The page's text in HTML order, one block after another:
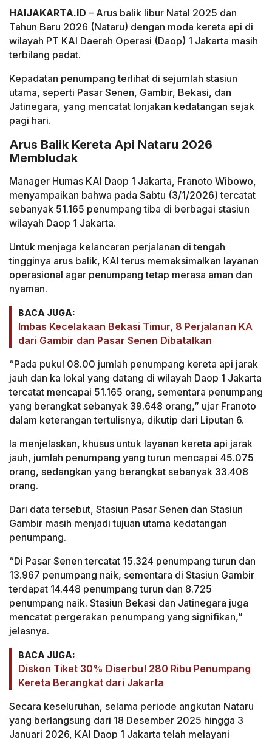
HAIJAKARTA.ID – Arus balik libur Natal 2025 dan
Tahun Baru 2026 (Nataru) dengan moda kereta api di
wilayah PT KAI Daerah Operasi (Daop) 1 Jakarta masih
terbilang padat.
Kepadatan penumpang terlihat di sejumlah stasiun
utama, seperti Pasar Senen, Gambir, Bekasi, dan
Jatinegara, yang mencatat lonjakan kedatangan sejak
pagi hari.
Arus Balik Kereta Api Nataru 2026
Membludak
Manager Humas KAI Daop 1 Jakarta, Franoto Wibowo,
menyampaikan bahwa pada Sabtu (3/1/2026) tercatat
sebanyak 51.165 penumpang tiba di berbagai stasiun
wilayah Daop 1 Jakarta.
Untuk menjaga kelancaran perjalanan di tengah
tingginya arus balik, KAI terus memaksimalkan layanan
operasional agar penumpang tetap merasa aman dan
nyaman.
BACA JUGA:
Imbas Kecelakaan Bekasi Timur, 8 Perjalanan KA
dari Gambir dan Pasar Senen Dibatalkan
“Pada pukul 08.00 jumlah penumpang kereta api jarak
jauh dan ka lokal yang datang di wilayah Daop 1 Jakarta
tercatat mencapai 51.165 orang, sementara penumpang
yang berangkat sebanyak 39.648 orang,” ujar Franoto
dalam keterangan tertulisnya, dikutip dari Liputan 6.
Ia menjelaskan, khusus untuk layanan kereta api jarak
jauh, jumlah penumpang yang turun mencapai 45.075
orang, sedangkan yang berangkat sebanyak 33.408
orang.
Dari data tersebut, Stasiun Pasar Senen dan Stasiun
Gambir masih menjadi tujuan utama kedatangan
penumpang.
“Di Pasar Senen tercatat 15.324 penumpang turun dan
13.967 penumpang naik, sementara di Stasiun Gambir
terdapat 14.448 penumpang turun dan 8.725
penumpang naik. Stasiun Bekasi dan Jatinegara juga
mencatat pergerakan penumpang yang signifikan,”
jelasnya.
BACA JUGA:
Diskon Tiket 30% Diserbu! 280 Ribu Penumpang
Kereta Berangkat dari Jakarta
Secara keseluruhan, selama periode angkutan Nataru
yang berlangsung dari 18 Desember 2025 hingga 3
Januari 2026, KAI Daop 1 Jakarta telah melayani